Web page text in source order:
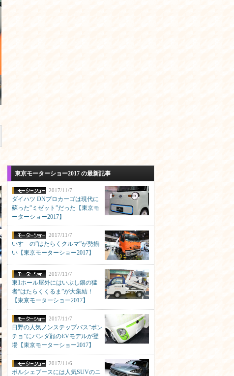
東京モーターショー2017 の最新記事
2017/11/7
ダイハツ DNプロカーゴは現代に
蘇った”ミゼット”だった【東京モ
ーターショー2017】
2017/11/7
いすゞの”はたらくクルマ”が勢揃
い【東京モーターショー2017】
2017/11/7
東1ホール屋外にはいぶし銀の猛
者“はたらくくるま”が大集結！
【東京モーターショー2017】
2017/11/7
日野の人気ノンステップバス”ポン
チョ”にパンダ顔のEVモデルが登
場【東京モーターショー2017】
2017/11/6
ポルシェブースには人気SUVのニ